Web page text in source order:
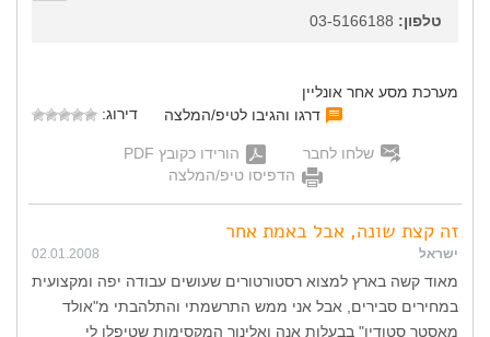
טלפון:
מערכת מסע אחר אונליין
דרגו והגיבו לטיפ/המלצה
דירוג:
שלחו לחבר
הורידו כקובץ PDF
הדפיסו טיפ/המלצה
זה קצת שונה, אבל באמת אחר
ישראל 02.01.2008
מאוד קשה בארץ למצוא רסטורטורים שעושים עבודה יפה ומקצועית
במחירים סבירים, אבל אני ממש התרשמתי והתלהבתי מ"אולד
מאסטר סטודיו" בבעלות אנה ואלינור המקסימות שטיפלו לי